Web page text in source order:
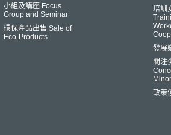
小組及講座 Focus
Group and Seminar
環保產品出售 Sale of
Eco-Products
培訓
發展
關注
政策